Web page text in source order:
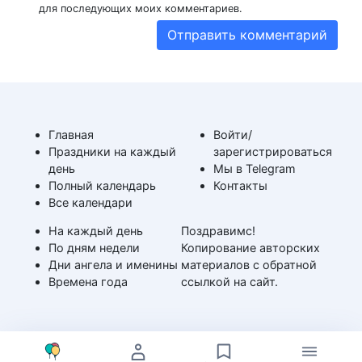
для последующих моих комментариев.
Главная
Праздники на каждый
день
Полный календарь
Все календари
На каждый день
По дням недели
Дни ангела и именины
Времена года
Войти/
зарегистрироваться
Мы в Telegram
Контакты
Поздравимс!
Копирование авторских
материалов с обратной
ссылкой на сайт.